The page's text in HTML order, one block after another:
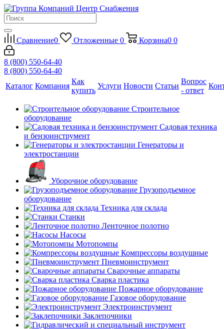
Сравнение0 Отложенные 0 Корзина0 0
8 (800) 550-64-40
8 (800) 550-64-40
Каталог Компания
Как
купить
Услуги Новости Статьи
Вопрос
- ответ
Строительное
оборудование
Садовая техника
и бензоинструмент
Генераторы и
электростанции
Уборочное оборудование
Грузоподъемное
оборудование
Техника для склада
Станки
Ленточное полотно
Насосы
Мотопомпы
Компрессоры воздушные
Пневмоинструмент
Сварочные аппараты
Сварка пластика
Пожарное оборудование
Газовое оборудование
Электроинструмент
Заклепочники